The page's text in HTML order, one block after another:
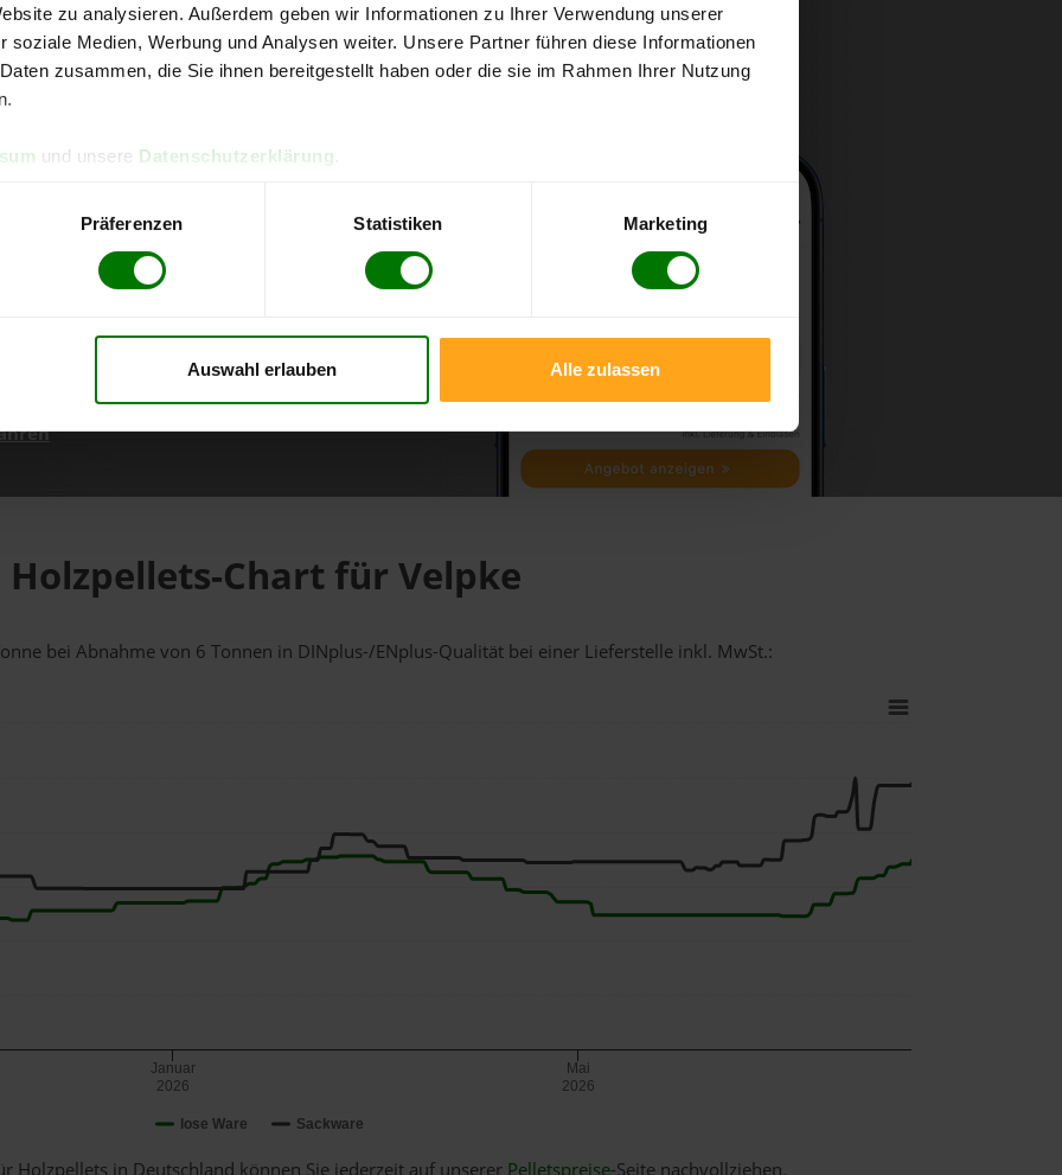
zu analysieren. Außerdem geben wir Informationen zu Ihrer Verwendung unserer
soziale Medien, Werbung und Analysen weiter. Unsere Partner führen diese Informationen
zusammen, die Sie ihnen bereitgestellt haben oder die sie im Rahmen Ihrer Nutzung
und unsere Datenschutzerklärung
Präferenzen Statistiken Marketing
Auswahl erlauben Alle zulassen
kostenlose
direkt online bestellen
aktuellen Stand
Holzpellets-Chart für Velpke
bei Abnahmevon 6 Tonnen in DINplus-/ENplus-Qualität bei einer Lieferstelle inkl. MwSt.:
lose Ware Sackware
Januar
2026
Mai
2026
Holzpellets in Deutschland können Sie jederzeit auf unserer Pelletspreise-Seite nachvollziehen.